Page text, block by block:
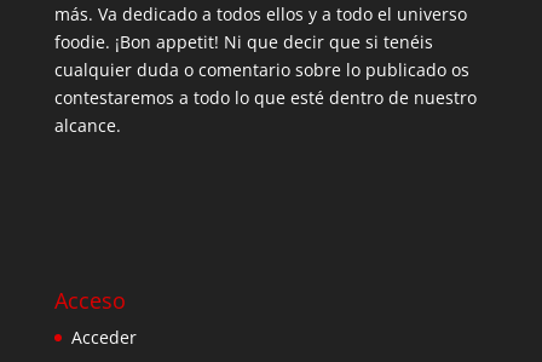
más. Va dedicado a todos ellos y a todo el universo
foodie. ¡Bon appetit! Ni que decir que si tenéis
cualquier duda o comentario sobre lo publicado os
contestaremos a todo lo que esté dentro de nuestro
alcance.
Acceso
Acceder